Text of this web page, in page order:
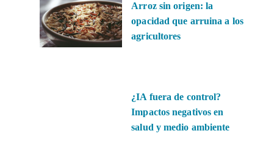
Arroz sin origen: la
opacidad que arruina a los
agricultores
¿IA fuera de control?
Impactos negativos en
salud y medio ambiente